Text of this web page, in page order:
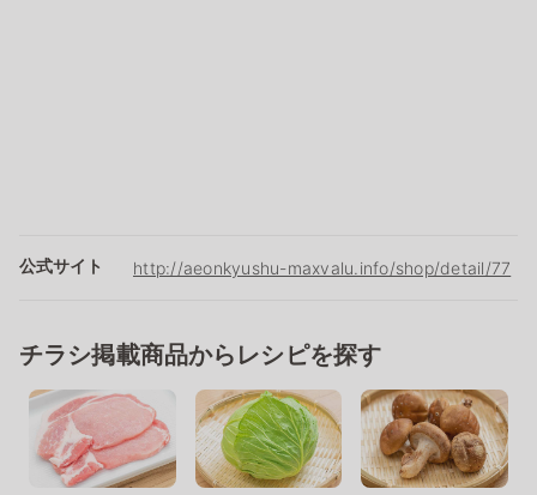
公式サイト http://aeonkyushu-maxvalu.info/shop/detail/77
チラシ掲載商品からレシピを探す